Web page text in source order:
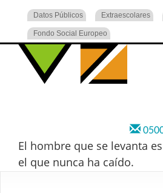
Datos Públicos Extraescolares
Fondo Social Europeo
El hombre que se levanta
el que nunca ha caído.